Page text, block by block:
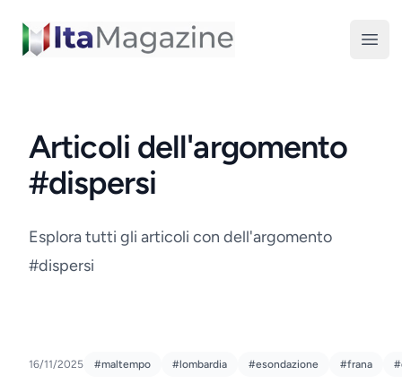
ItaMagazine
Articoli dell'argomento
#dispersi
Esplora tutti gli articoli con dell'argomento
#dispersi
16/11/2025 #maltempo #lombardia #esondazione #frana